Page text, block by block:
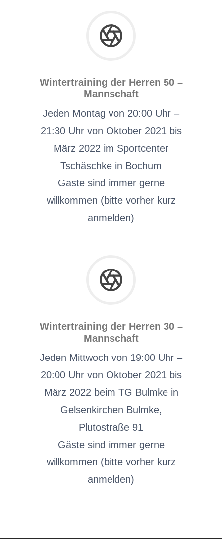
Wintertraining der Herren 50 –
Mannschaft
Jeden Montag von 20:00 Uhr –
21:30 Uhr von Oktober 2021 bis
März 2022 im Sportcenter
Tschäschke in Bochum
Gäste sind immer gerne
willkommen (bitte vorher kurz
anmelden)
Wintertraining der Herren 30 –
Mannschaft
Jeden Mittwoch von 19:00 Uhr –
20:00 Uhr von Oktober 2021 bis
März 2022 beim TG Bulmke in
Gelsenkirchen Bulmke,
Plutostraße 91
Gäste sind immer gerne
willkommen (bitte vorher kurz
anmelden)